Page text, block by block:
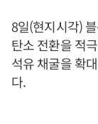
8일(현지시각)
탄소 전환을 적
석유 채굴을 확
다.